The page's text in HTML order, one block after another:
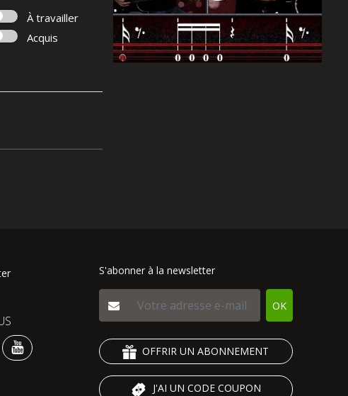
À travailler
Acquis
S'abonner à la newsletter
OK
OFFRIR UN ABONNEMENT
J'AI UN CODE COUPON